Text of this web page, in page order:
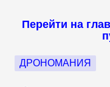
Перейти на
ДРОНОМАНИЯ